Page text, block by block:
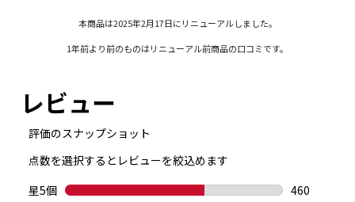
本商品は2025年2月17日にリニューアルしました。
1年前より前のものはリニューアル前商品の口コミです。